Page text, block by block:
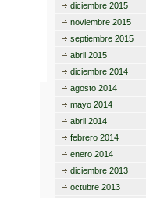
diciembre 2015
noviembre 2015
septiembre 2015
abril 2015
diciembre 2014
agosto 2014
mayo 2014
abril 2014
febrero 2014
enero 2014
diciembre 2013
octubre 2013